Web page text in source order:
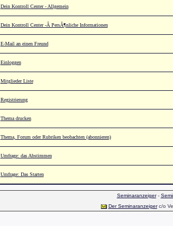
Dein Kontroll Center - Allgemein
Dein Kontroll Center -Â PersÃ¶nliche Informationen
E-Mail an einen Freund
Einloggen
Mitglieder Liste
Registrierung
Thema drucken
Thema, Forum oder Rubriken beobachten (abonnieren)
Umfrage: das Abstimmen
Umfrage: Das Starten
Seminaranzeiger-
Der Seminaranzeigerc/o